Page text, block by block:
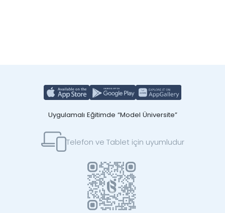
Uygulamalı Eğitimde “Model Üniversite”
Telefon ve Tablet için uyumludur